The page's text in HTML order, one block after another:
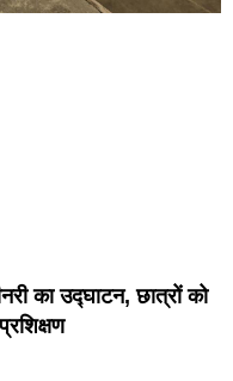
का उद्घाटन, छात्रों को